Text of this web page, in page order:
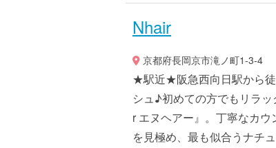
Nhair
京都府長岡京市滝ノ町1-3-4
★駅近★阪急西向日駅から
シュ♪初めての方でもリラ
r エヌヘアー』。丁寧なカ
を見極め、最も似合うナチ